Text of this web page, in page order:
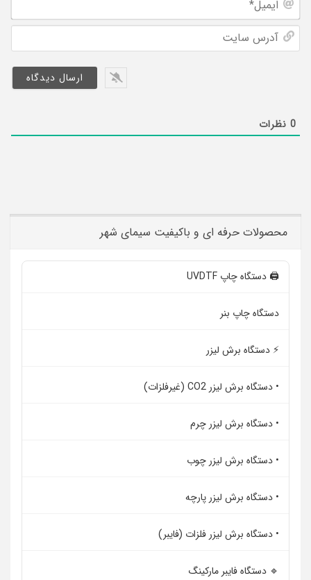
0 نظرات
محصولات حرفه ای و باکیفیت سیمای شهر
🖨️ دستگاه چاپ UVDTF
دستگاه چاپ بنر
⚡ دستگاه برش لیزر
• دستگاه برش لیزر CO2 (غیرفلزات)
• دستگاه برش لیزر چرم
• دستگاه برش لیزر چوب
• دستگاه برش لیزر پارچه
• دستگاه برش لیزر فلزات (فایبر)
🔹 دستگاه فایبر مارکینگ